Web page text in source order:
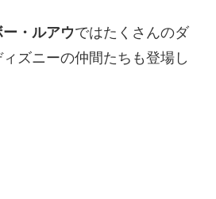
・ルアウではたくさんのダ
ズニーの仲間たちも登場し